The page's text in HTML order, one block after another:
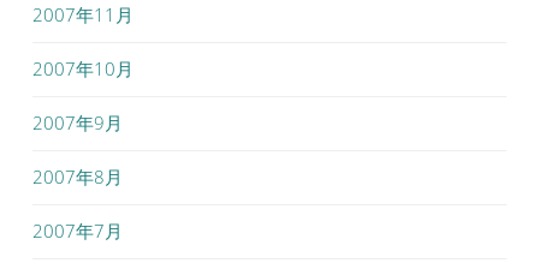
2007年11月
2007年10月
2007年9月
2007年8月
2007年7月